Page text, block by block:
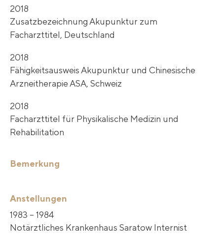
2018
Zusatzbezeichnung Akupunktur zum
Facharzttitel, Deutschland
2018
Fähigkeitsausweis Akupunktur und Chinesische
Arzneitherapie ASA, Schweiz
2018
Facharzttitel für Physikalische Medizin und
Rehabilitation
Bemerkung
Anstellungen
1983 – 1984
Notärztliches Krankenhaus Saratow Internist